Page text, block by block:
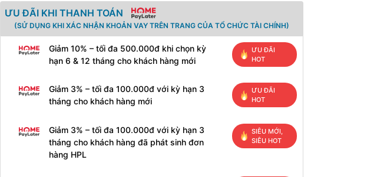
ƯU ĐÃI KHI THANH TOÁN
(SỬ DỤNG KHI XÁC NHẬN KHOẢN VAY TRÊN TRANG CỦA TỔ CHỨC TÀI CHÍNH)
Giảm 10% – tối đa 500.000đ khi chọn kỳ
hạn 6 & 12 tháng cho khách hàng mới
ƯU ĐÃI
HOT
Giảm 3% – tối đa 100.000đ với kỳ hạn 3
tháng cho khách hàng mới
ƯU ĐÃI
HOT
Giảm 3% – tối đa 100.000đ với kỳ hạn 3
tháng cho khách hàng đã phát sinh đơn
hàng HPL
SIÊU MỚI,
SIÊU HOT